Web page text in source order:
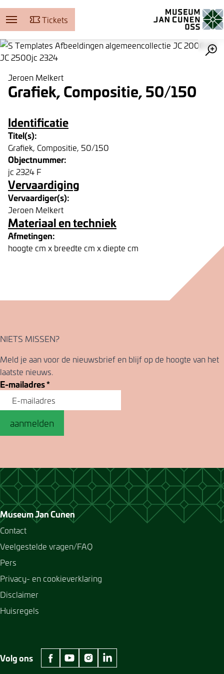
Tickets
Jeroen Melkert
Grafiek, Compositie, 50/150
Identificatie
Titel(s):
Grafiek, Compositie, 50/150
Objectnummer:
jc 2324 F
Vervaardiging
Vervaardiger(s):
Jeroen Melkert
Materiaal en techniek
Afmetingen:
hoogte cm x breedte cm x diepte cm
NIETS MISSEN?
Meld je aan voor de nieuwsbrief en blijf op de hoogte van het
laatste nieuws.
E-mailadres*
aanmelden
Museum Jan Cunen
Contact
Veelgestelde vragen/FAQ
Pers
Privacy- en cookieverklaring
Disclaimer
Huisregels
Volg ons
facebook Museum Jan Cunen
youtube Museum Jan Cunen
instagram Museum Jan Cunen
linkedin Museum Jan Cunen